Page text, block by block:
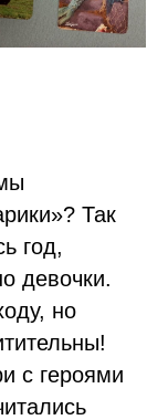
Так
год,
девочки.
но
с героями